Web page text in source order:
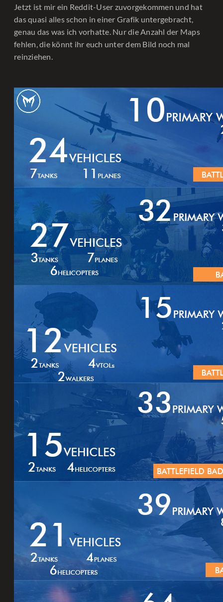
Jetzt ist mir ein Reddit-User zuvorgekommen und hat
das quasi alles schon in einer Grafik untergebracht,
genau das was ich vorhatte. Nur die Anzahl der Maps
fehlen, die könnt ihr euch unter dem Bild noch mal
reinziehen.